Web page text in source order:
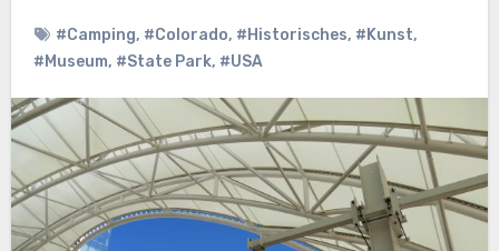
#Camping, #Colorado, #Historisches, #Kunst,
#Museum, #State Park, #USA